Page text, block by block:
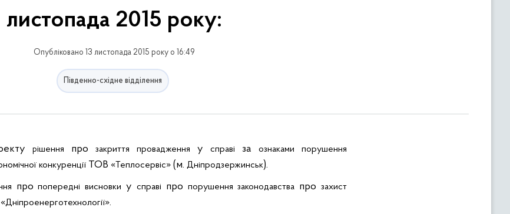
листопада 2015 року:
Опубліковано 13 листопада 2015 року о 16:49
Південно-східне відділення
рішення прозакриття провадження усправі заознаками
порушення
конкуренції ТОВ « Теплосервіс» (м. Дніпродзержинськ).
пропопередні висновки у справі про порушення законодавства прозахист
«Дніпроенерготехнології».